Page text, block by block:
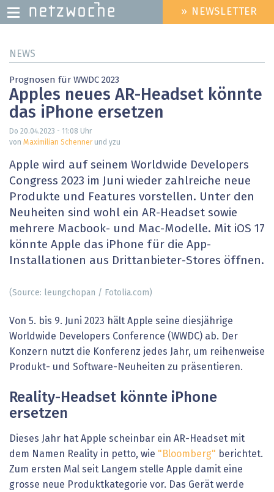
zum
HEADER
MENU
» NEWSLETTER
NEWS
Prognosen für WWDC 2023
Apples neues AR-Headset könnte
das iPhone ersetzen
Do 20.04.2023 - 11:08 Uhr
von Maximilian Schennerund yzu
Apple wird auf seinem Worldwide Developers
Congress 2023 im Juni wieder zahlreiche neue
Produkte und Features vorstellen. Unter den
Neuheiten sind wohl ein AR-Headset sowie
mehrere Macbook- und Mac-Modelle. Mit iOS 17
könnte Apple das iPhone für die App-
Installationen aus Drittanbieter-Stores öffnen.
(Source: leungchopan / Fotolia.com)
Von 5. bis 9. Juni 2023 hält Apple seine diesjährige
Worldwide Developers Conference (WWDC) ab. Der
Konzern nutzt die Konferenz jedes Jahr, um reihenweise
Produkt- und Software-Neuheiten zu präsentieren.
Reality-Headset könnte iPhone
ersetzen
Dieses Jahr hat Apple scheinbar ein AR-Headset mit
dem Namen Reality in petto, wie "Bloomberg" berichtet.
Zum ersten Mal seit Langem stelle Apple damit eine
grosse neue Produktkategorie vor. Das Gerät werde